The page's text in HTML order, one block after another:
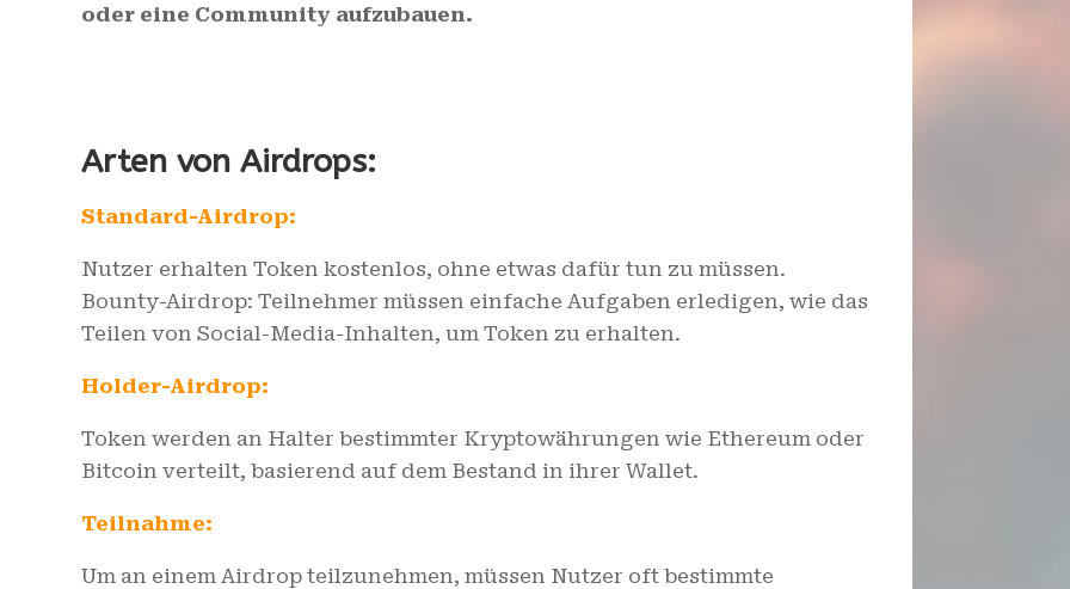
oder eine Community aufzubauen.
Arten von Airdrops:
Standard-Airdrop:
Nutzer erhalten Token kostenlos, ohne etwas dafür tun zu müssen.
Bounty-Airdrop: Teilnehmer müssen einfache Aufgaben erledigen, wie das
Teilen von Social-Media-Inhalten, um Token zu erhalten.
Holder-Airdrop:
Token werden an Halter bestimmter Kryptowährungen wie Ethereum oder
Bitcoin verteilt, basierend auf dem Bestand in ihrer Wallet.
Teilnahme:
Um an einem Airdrop teilzunehmen, müssen Nutzer oft bestimmte